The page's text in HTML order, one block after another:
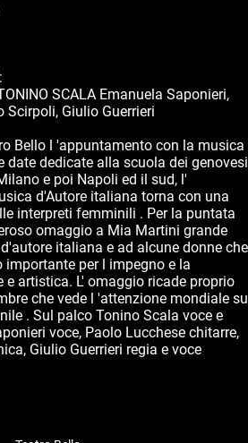
SCALA Emanuela Saponieri,
Scirpoli, Giulio Guerrieri
Bello l 'appuntamento con la musica
date dedicate alla scuola dei genovesi
e poi Napoli ed il sud, l'
d'Autore italiana torna con una
interpreti femminili . Per la puntata
omaggio a Mia Martini grande
italiana e ad alcune donne che
per l impegno e la
artistica. L' omaggio ricade proprio
che vede l 'attenzione mondiale su
. Sul palco Tonino Scala voce e
voce, Paolo Lucchese chitarre,
Giulio Guerrieri regia e voce